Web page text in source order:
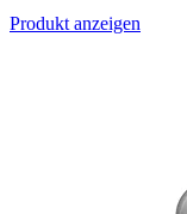
Produkt anzeigen